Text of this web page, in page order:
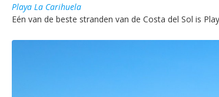
Playa La Carihuela
Eén van de beste stranden van de Costa del Sol is